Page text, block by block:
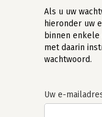
Als u uw
hieronder uw
binnen
met daarin
wachtwoord.
Uw e-